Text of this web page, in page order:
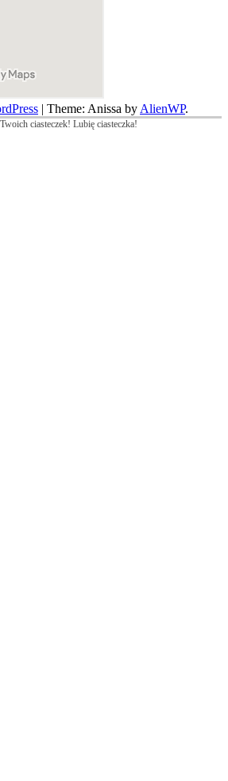
| Theme: Anissa by AlienWP.
ciasteczek! Lubię ciasteczka!